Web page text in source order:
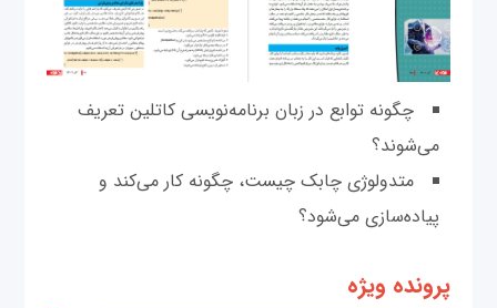
چگونه توابع در زبان برنامه‌نویسی کاتلین تعریف
می‌شوند؟
متدولوژی چابک چیست، چگونه کار می‌کند و
پیاده‌سازی می‌شود؟
پرونده ویژه